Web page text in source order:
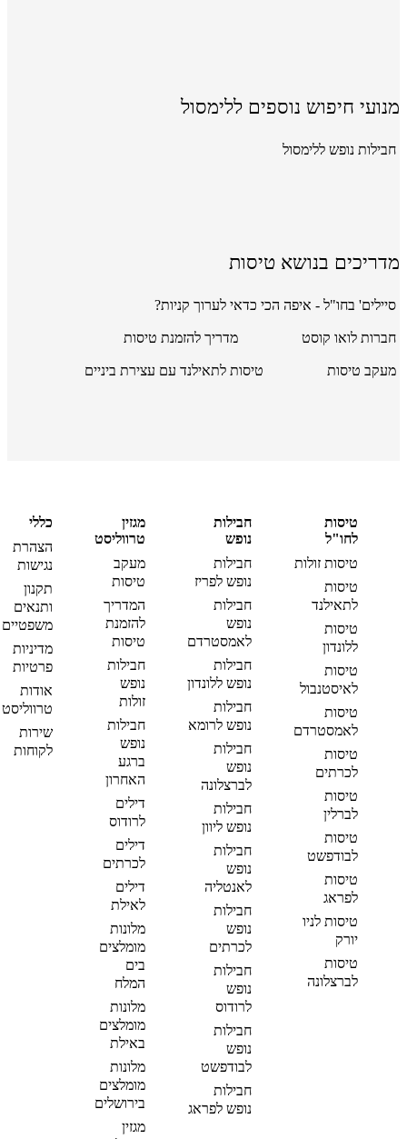
מנועי חיפוש נוספים ללימסול
חבילות נופש ללימסול
מדריכים בנושא טיסות
סיילים' בחו"ל - איפה הכי כדאי לערוך קניות?
חברות לואו קוסט מדריך להזמנת טיסות
מעקב טיסות טיסות לתאילנד עם עצירת ביניים
טיסות
לחו"ל
טיסות זולות
טיסות
לתאילנד
טיסות
ללונדון
טיסות
לאיסטנבול
טיסות
לאמסטרדם
טיסות
לכרתים
טיסות
לברלין
טיסות
לבודפשט
טיסות
לפראג
טיסות לניו
יורק
טיסות
לברצלונה
חבילות
נופש
חבילות
נופש לפריז
חבילות
נופש
לאמסטרדם
חבילות
נופש ללונדון
חבילות
נופש לרומא
חבילות
נופש
לברצלונה
חבילות
נופש ליוון
חבילות
נופש
לאנטליה
חבילות
נופש
לכרתים
חבילות
נופש
לרודוס
חבילות
נופש
לבודפשט
חבילות
נופש לפראג
מגזין
טרווליסט
מעקב
טיסות
המדריך
להזמנת
טיסות
חבילות
נופש
זולות
חבילות
נופש
ברגע
האחרון
דילים
לרודוס
דילים
לכרתים
דילים
לאילת
מלונות
מומלצים
בים
המלח
מלונות
מומלצים
באילת
מלונות
מומלצים
בירושלים
מגזין
כללי
הצהרת
נגישות
תקנון
ותנאים
משפטיים
מדיניות
פרטיות
אודות
טרווליסט
שירות
לקוחות